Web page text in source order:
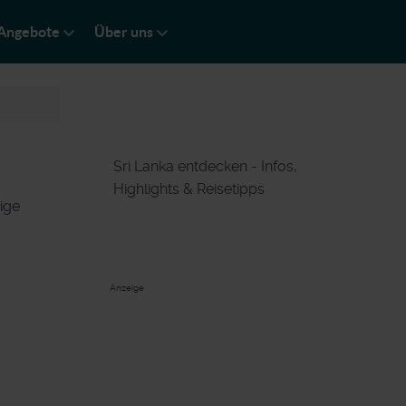
Über uns
Sri Lanka entdecken - Infos,
Highlights & Reisetipps
Anzeige